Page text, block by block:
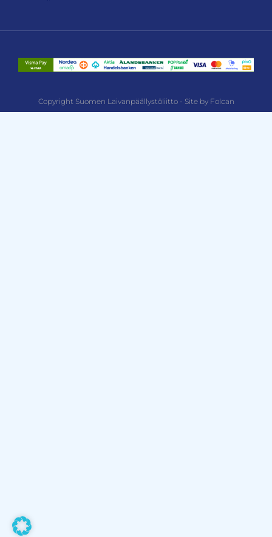
Copyright Suomen Laivanpäällystöliitto - Site by Folcan